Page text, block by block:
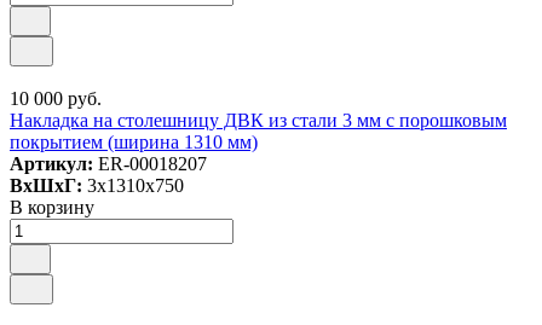
10 000 руб.
Накладка на столешницу ДВК из стали 3 мм с порошковым
покрытием (ширина 1310 мм)
Артикул: ER-00018207
ВxШxГ: 3x1310x750
В корзину